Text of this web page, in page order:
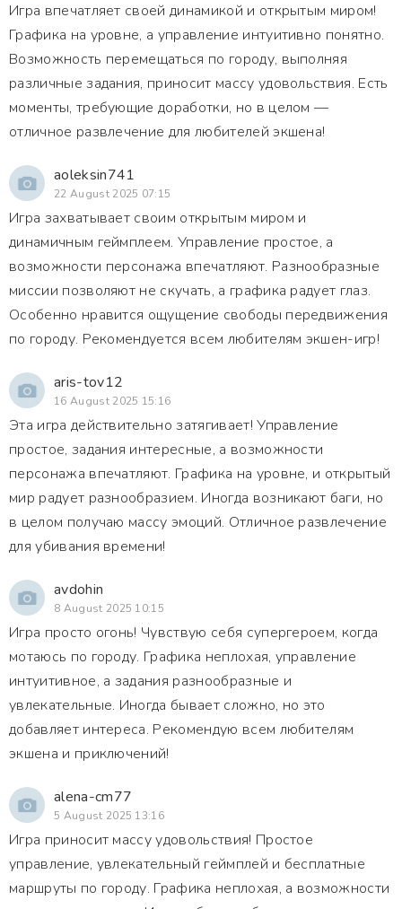
Игра впечатляет своей динамикой и открытым миром!
Графика на уровне, а управление интуитивно понятно.
Возможность перемещаться по городу, выполняя
различные задания, приносит массу удовольствия. Есть
моменты, требующие доработки, но в целом —
отличное развлечение для любителей экшена!
aoleksin741
22 August 2025 07:15
Игра захватывает своим открытым миром и
динамичным геймплеем. Управление простое, а
возможности персонажа впечатляют. Разнообразные
миссии позволяют не скучать, а графика радует глаз.
Особенно нравится ощущение свободы передвижения
по городу. Рекомендуется всем любителям экшен-игр!
aris-tov12
16 August 2025 15:16
Эта игра действительно затягивает! Управление
простое, задания интересные, а возможности
персонажа впечатляют. Графика на уровне, и открытый
мир радует разнообразием. Иногда возникают баги, но
в целом получаю массу эмоций. Отличное развлечение
для убивания времени!
avdohin
8 August 2025 10:15
Игра просто огонь! Чувствую себя супергероем, когда
мотаюсь по городу. Графика неплохая, управление
интуитивное, а задания разнообразные и
увлекательные. Иногда бывает сложно, но это
добавляет интереса. Рекомендую всем любителям
экшена и приключений!
alena-cm77
5 August 2025 13:16
Игра приносит массу удовольствия! Простое
управление, увлекательный геймплей и бесплатные
маршруты по городу. Графика неплохая, а возможности